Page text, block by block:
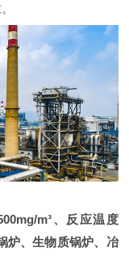
m³、反应温度
炉、生物质锅炉、冶